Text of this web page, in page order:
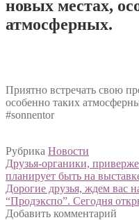
новых местах,
атмосферных.
Приятно встречать свою
особенно таких
#sonnentor
Рубрика Новости
Навигация
по
записям
Предыдущий:
Друзья-органики,
планирует быть на
Следующий:
Дорогие друзья, ждем вас
“Продэкспо”. Сегодня
Добавить комментарий